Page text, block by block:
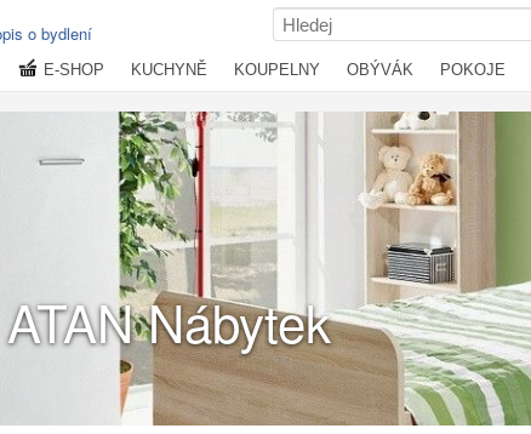
o bydlení
E-SHOP KUCHYNĚ KOUPELNY OBÝVÁK POKOJE
ATAN Nábytek